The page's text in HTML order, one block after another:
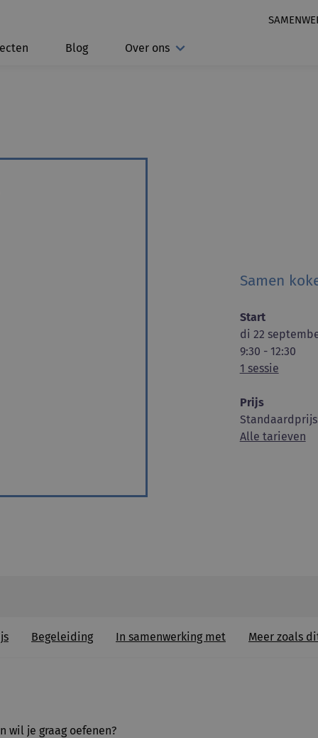
Blog Over ons
Samen
Start
di 22
9:30 - 12:30
1 sessie
Prijs
Standaardprijs
Alle tarieven
Begeleiding In samenwerking met Meer zoals
wil je graag oefenen?